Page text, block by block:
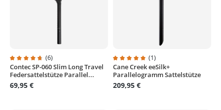
Durchschnittliche Bewertung von 4.8 von 5 Sternen
(6)
Contec SP-060 Slim Long Travel
Federsattelstütze Parallel...
69,95 €
Durchschnittliche Bewertung
(1)
Cane Creek eeSilk+
Parallelogramm Sattelstütze
209,95 €